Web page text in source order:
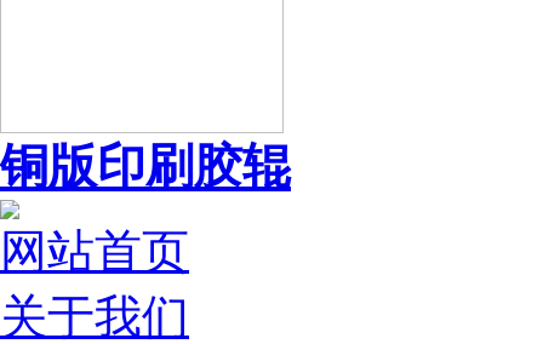
铜版印刷胶辊
网站首页
关于我们